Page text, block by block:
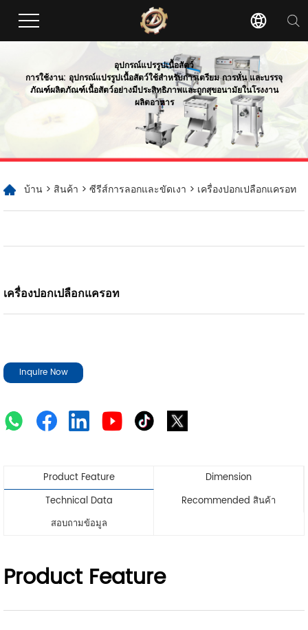
อุปกรณ์แปรรูปเนื้อสัตว์
การใช้งาน: อุปกรณ์แปรรูปเนื้อสัตว์ใช้สำหรับการเตรียม การหั่น และบรรจุ
ภัณฑ์ผลิตภัณฑ์เนื้อสัตว์อย่างมีประสิทธิภาพและถูกสุขอนามัยในโรงงาน
ผลิตอาหาร
บ้าน > สินค้า > ซีรีส์การลอกและขัดเงา > เครื่องปอกเปลือกแครอท
เครื่องปอกเปลือกแครอท
Inquire Now
Product Feature
Dimension
Technical Data
Recommended สินค้า
สอบถามข้อมูล
Product Feature